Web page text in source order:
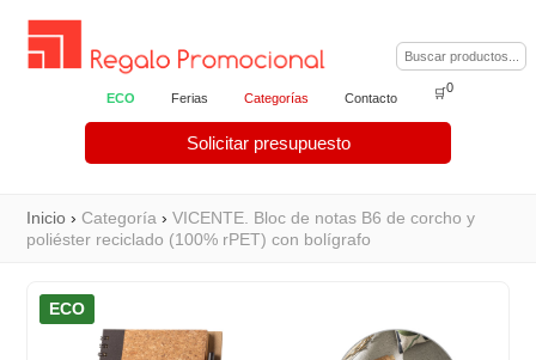
ECO Ferias Categorías Contacto
Solicitar presupuesto
🛒0
Inicio ›Categoría ›VICENTE. Bloc de notas B6 de corcho y
poliéster reciclado (100% rPET) con bolígrafo
ECO